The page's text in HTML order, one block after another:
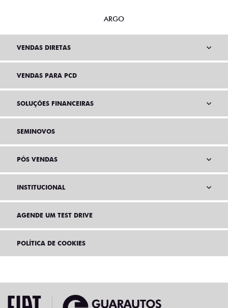
ARGO
VENDAS DIRETAS
VENDAS PARA PCD
SOLUÇÕES FINANCEIRAS
SEMINOVOS
PÓS VENDAS
INSTITUCIONAL
AGENDE UM TEST DRIVE
POLÍTICA DE COOKIES